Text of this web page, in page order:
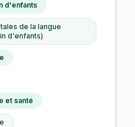
d'enfants
de la langue
d'enfants)
et santé